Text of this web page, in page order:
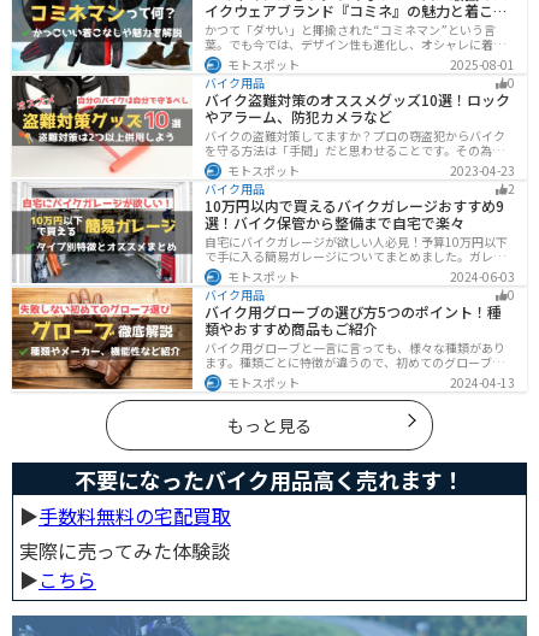
イクウェアブランド『コミネ』の魅力と着こな
し術
かつて「ダサい」と揶揄された“コミネマン”という言
葉。でも今では、デザイン性も進化し、オシャレに着こ
なせるコミネ製品が続々登場。コスパと安全性に優れた
アイテムを使って、街でもツーリングでも浮かないスマ
ートなスタイルを目指そう！
モトスポット
2025-08-01
バイク用品
0
バイク盗難対策のオススメグッズ10選！ロック
やアラーム、防犯カメラなど
バイクの盗難対策してますか？プロの窃盗犯からバイク
を守る方法は「手間」だと思わせることです。その為に
は「チェーンロック 」「ディスクロック」などしっかり
と対策をしておきましょう。この記事では、すぐできる
バイクの盗難対策オススメグッズを紹介します。
モトスポット
2023-04-23
バイク用品
2
10万円以内で買えるバイクガレージおすすめ9
選！バイク保管から整備まで自宅で楽々
自宅にバイクガレージが欲しい人必見！予算10万円以下
で手に入る簡易ガレージについてまとめました。ガレー
ジの種類やメリットデメリットからオススメ商品まで徹
底解説しますので、自宅にセキュリティの高いバイク保
管庫や整備場所が欲しい方は参考にしてください。
モトスポット
2024-06-03
バイク用品
0
バイク用グローブの選び方5つのポイント！種
類やおすすめ商品もご紹介
バイク用グローブと一言に言っても、様々な種類があり
ます。種類ごとに特徴が違うので、初めてのグローブ選
びで失敗しないように、しっかりと理解して選ぶように
しましょう。この記事では、特徴やメリットデメリッ
ト、有名メーカーなど初心者が知っておくべきことをま
とめました。
モトスポット 2024-04-13
もっと見る
不要になったバイク用品高く売れます！
▶︎手数料無料の宅配買取
実際に売ってみた体験談
▶︎こちら